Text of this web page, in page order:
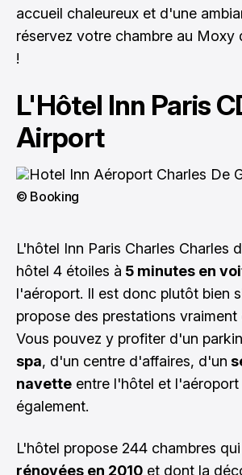
accueil chaleureux et d'une
réservez votre chambre au Moxy
!
L'Hôtel Inn Paris
Airport
© Booking
L'hôtel Inn Paris Charles Charles
hôtel 4 étoiles à 5 minutes en
l'aéroport. Il est donc plutôt bien
propose des prestations vraiment
Vous pouvez y profiter d'un
spa, d'un centre d'affaires, d'un
navette entre l'hôtel et
également.
L'hôtel propose 244 chambres
rénovées en 2010 et dont la